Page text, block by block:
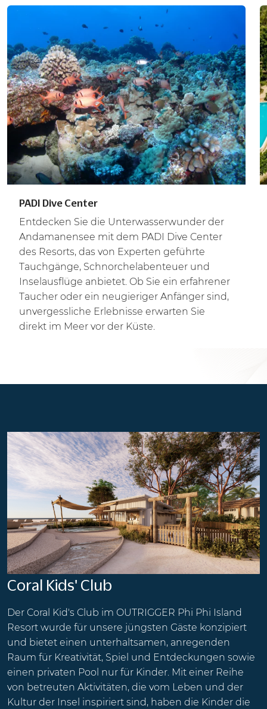
PADI Dive Center
Entdecken Sie die Unterwasserwunder der
Andamanensee mit dem PADI Dive Center
des Resorts, das von Experten geführte
Tauchgänge, Schnorchelabenteuer und
Inselausflüge anbietet. Ob Sie ein erfahrener
Taucher oder ein neugieriger Anfänger sind,
unvergessliche Erlebnisse erwarten Sie
direkt im Meer vor der Küste.
Coral Kids' Club
Der Coral Kid's Club im OUTRIGGER Phi Phi Island
Resort wurde für unsere jüngsten Gäste konzipiert
und bietet einen unterhaltsamen, anregenden
Raum für Kreativität, Spiel und Entdeckungen sowie
einen privaten Pool nur für Kinder. Mit einer Reihe
von betreuten Aktivitäten, die vom Leben und der
Kultur der Insel inspiriert sind, haben die Kinder die